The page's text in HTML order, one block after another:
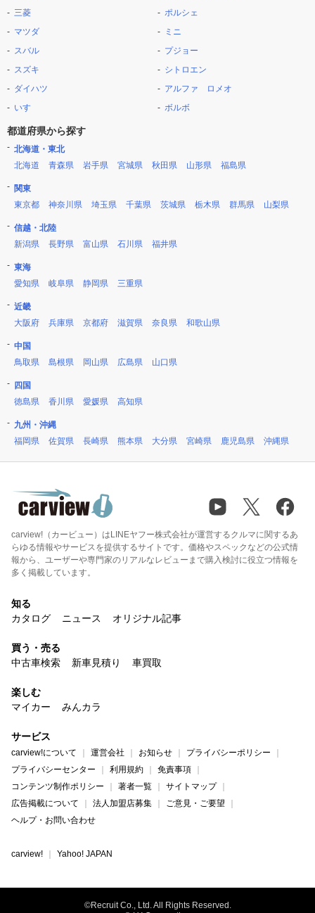
三菱
マツダ
スバル
スズキ
ダイハツ
いすゞ
ポルシェ
ミニ
プジョー
シトロエン
アルファ ロメオ
ボルボ
都道府県から探す
北海道・東北
北海道
青森県 岩手県 宮城県 秋田県 山形県 福島県
関東
東京都
神奈川県 埼玉県 千葉県 茨城県 栃木県 群馬県 山梨県
信越・北陸
新潟県
長野県 富山県 石川県 福井県
東海
愛知県
岐阜県 静岡県 三重県
近畿
大阪府
兵庫県 京都府 滋賀県 奈良県 和歌山県
中国
鳥取県
島根県 岡山県 広島県 山口県
四国
徳島県
香川県 愛媛県 高知県
九州・沖縄
福岡県
佐賀県 長崎県 熊本県 大分県 宮崎県 鹿児島県 沖縄県
carview!（カービュー）はLINEヤフー株式会社が運営するクルマに関するあ
らゆる情報やサービスを提供するサイトです。価格やスペックなどの公式情
報から、ユーザーや専門家のリアルなレビューまで購入検討に役立つ情報を
多く掲載しています。
知る
カタログ
ニュース オリジナル記事
買う・売る
中古車検索
新車見積り 車買取
楽しむ
マイカー
みんカラ
サービス
carview!について 運営会社 お知らせ
プライバシーポリシー
プライバシーセンター
利用規約
免責事項
コンテンツ制作ポリシー
著者一覧
サイトマップ
広告掲載について
法人加盟店募集
ご意見・ご要望
ヘルプ・お問い合わせ
carview! Yahoo! JAPAN
©Recruit Co., Ltd. All Rights Reserved.